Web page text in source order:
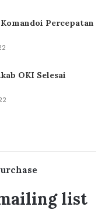
Percepatan
OKI Selesai
list